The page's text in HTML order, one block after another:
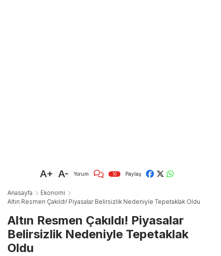
A+ A- Yorum 10 Paylaş
Anasayfa
Ekonomi
Altın Resmen Çakıldı! Piyasalar Belirsizlik Nedeniyle Tepetaklak Oldu
Altın Resmen Çakıldı! Piyasalar
Belirsizlik Nedeniyle Tepetaklak
Oldu